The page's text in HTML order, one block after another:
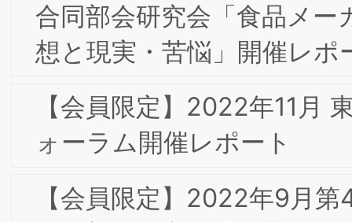
による食サービスの創出、嗜好の数値
化・可視化を切り口とした食品業界の改
革とブランディングへの貢献・可能性」
【会員限定】2020年11月 大阪第6回フォ
ーラム・一般社団法人大阪能率協会